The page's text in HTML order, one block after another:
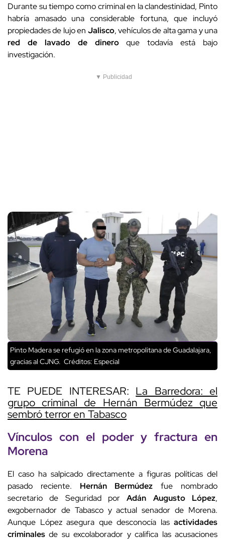
Durante su tiempo como criminal en la clandestinidad, Pinto
habría amasado una considerable fortuna, que incluyó
propiedades de lujo en Jalisco, vehículos de alta gama y una
red de lavado de dineroque todavía está bajo
investigación.
▼ Publicidad
Pinto Madera se refugió en la zona metropolitana de Guadalajara,
gracias al CJNG. Créditos: Especial
TE PUEDE INTERESAR: La Barredora: el
grupo criminal de Hernán Bermúdez que
sembró terror en Tabasco
Vínculos con el poder y fractura en
Morena
El caso ha salpicado directamente a figuras políticas del
pasado reciente. Hernán Bermúdez fue nombrado
secretario de Seguridad porAdán Augusto López,
exgobernador de Tabasco y actual senador de Morena.
Aunque López asegura que desconocía las actividades
criminales de su excolaborador y califica las acusaciones